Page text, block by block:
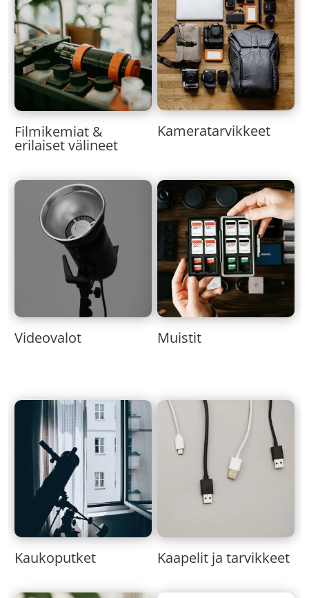
Filmikemiat &
erilaiset välineet
Kameratarvikkeet
Videovalot Muistit
Kaukoputket Kaapelit ja tarvikkeet